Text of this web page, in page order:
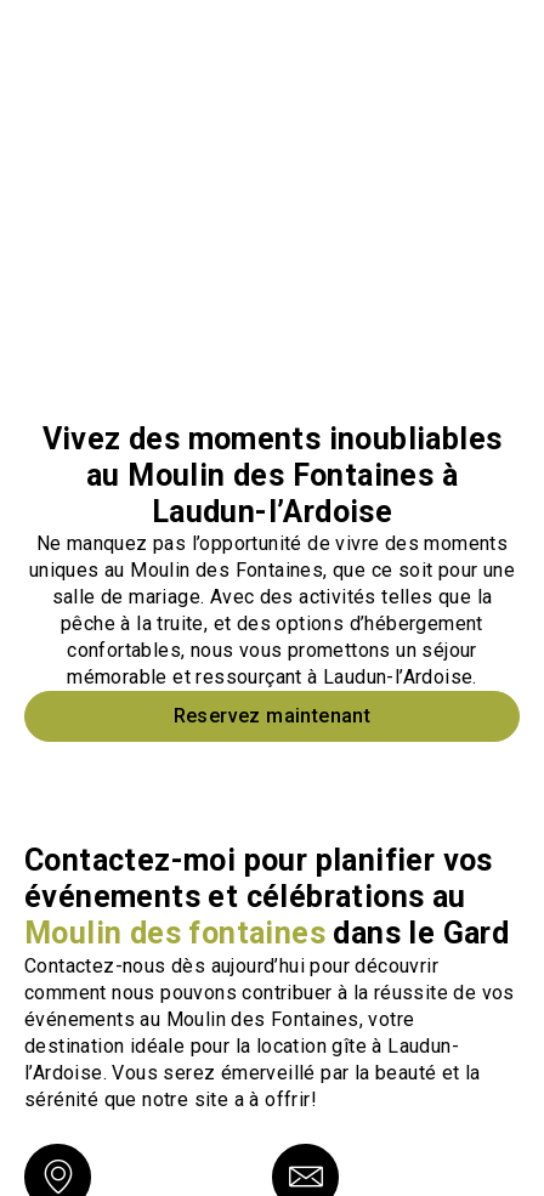
Vivez des moments inoubliables
au Moulin des Fontaines à
Laudun-l’Ardoise
Ne manquez pas l’opportunité de vivre des moments
uniques au Moulin des Fontaines, que ce soit pour une
salle de mariage. Avec des activités telles que la
pêche à la truite, et des options d’hébergement
confortables, nous vous promettons un séjour
mémorable et ressourçant à Laudun-l’Ardoise.
Reservez maintenant
Contactez-moi pour planifier vos
événements et célébrations au
Moulin des fontaines dans le Gard
Contactez-nous dès aujourd’hui pour découvrir
comment nous pouvons contribuer à la réussite de vos
événements au Moulin des Fontaines, votre
destination idéale pour la location gîte à Laudun-
l’Ardoise. Vous serez émerveillé par la beauté et la
sérénité que notre site a à offrir!